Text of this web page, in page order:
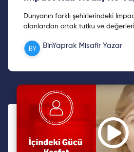
Dünyanın farklı şehirlerindeki
alanlardan ortak tutku ve
neler yapar?BinYaprak Misafir Yazar